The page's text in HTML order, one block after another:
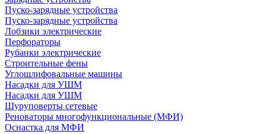
Пуско-зарядные устройства
Пуско-зарядные устройства
Лобзики электрические
Перфораторы
Рубанки электрические
Строительные фены
Углошлифовальные машины
Насадки для УШМ
Насадки для УШМ
Шуруповерты сетевые
Реноваторы многофункциональные (МФИ)
Оснастка для МФИ